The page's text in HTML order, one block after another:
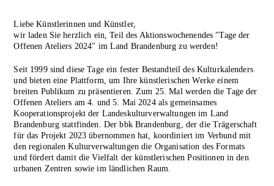
Liebe Künstlerinnen und Künstler,
wir laden Sie herzlich ein, Teil des Aktionswochenendes "Tage der
Offenen Ateliers 2024" im Land Brandenburg zu werden!
Seit 1999 sind diese Tage ein fester Bestandteil des Kulturkalenders
und bieten eine Plattform, um Ihre künstlerischen Werke einem
breiten Publikum zu präsentieren. Zum 25. Mal werden die Tage der
Offenen Ateliers am 4. und 5. Mai 2024 als gemeinsames
Kooperationsprojekt der Landeskulturverwaltungen im Land
Brandenburg stattfinden. Der bbk Brandenburg, der die Trägerschaft
für das Projekt 2023 übernommen hat, koordiniert im Verbund mit
den regionalen Kulturverwaltungen die Organisation des Formats
und fördert damit die Vielfalt der künstlerischen Positionen in den
urbanen Zentren sowie im ländlichen Raum.